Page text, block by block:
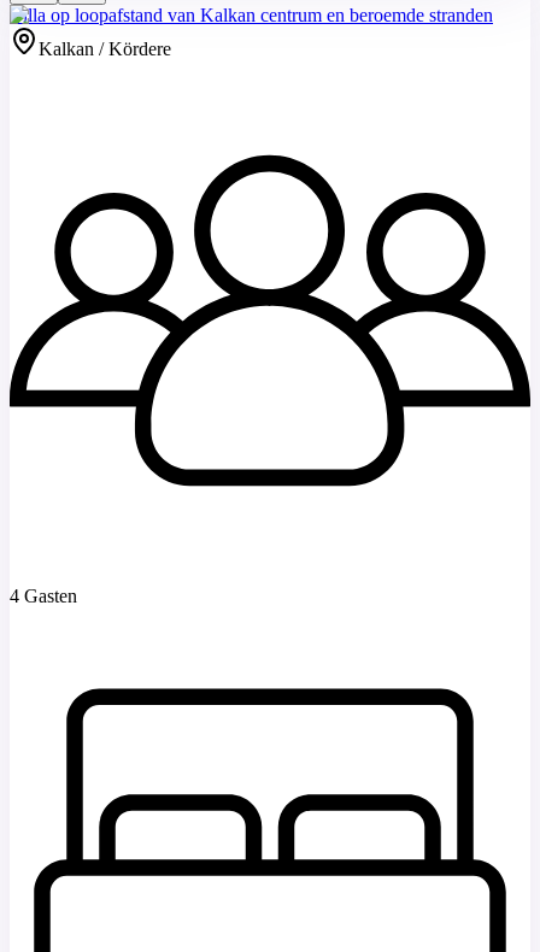
Villa op loopafstand van Kalkan centrum en beroemde stranden
Kalkan / Kördere
4 Gasten